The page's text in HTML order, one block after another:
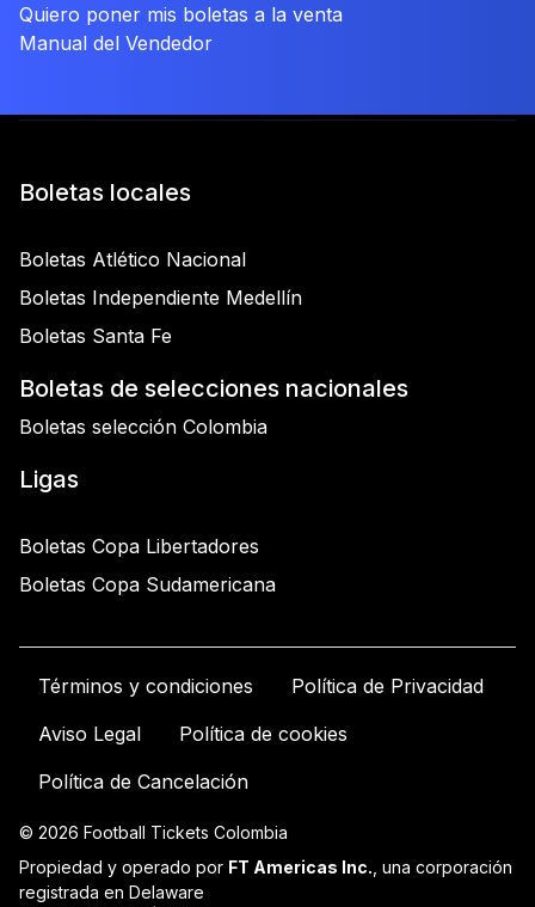
Quiero poner mis boletas a la venta
Manual del Vendedor
Boletas locales
Boletas Atlético Nacional
Boletas Independiente Medellín
Boletas Santa Fe
Boletas de selecciones nacionales
Boletas selección Colombia
Ligas
Boletas Copa Libertadores
Boletas Copa Sudamericana
Términos y condiciones
Política de Privacidad
Aviso Legal
Política de cookies
Política de Cancelación
© 2026 Football Tickets Colombia
Propiedad y operado por FT Americas Inc. , una corporación
registrada en Delaware